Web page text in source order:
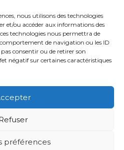
nous utilisons des technologies
et/ou accéder aux informations des
technologies nous permettra de
de navigation ou les ID
consentir ou de retirer son
négatif sur certaines caractéristiques
préférences
CPTS
de santé